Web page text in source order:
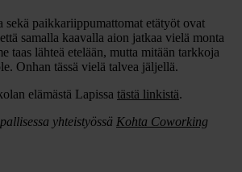
sekä paikkariippumattomat etätyöt ovat
samalla kaavalla aion jatkaa vielä monta
taas lähteä etelään, mutta mitään tarkkoja
Onhan tässä vielä talvea jäljellä.
elämästä Lapissa tästä linkistä.
yhteistyössä Kohta Coworking